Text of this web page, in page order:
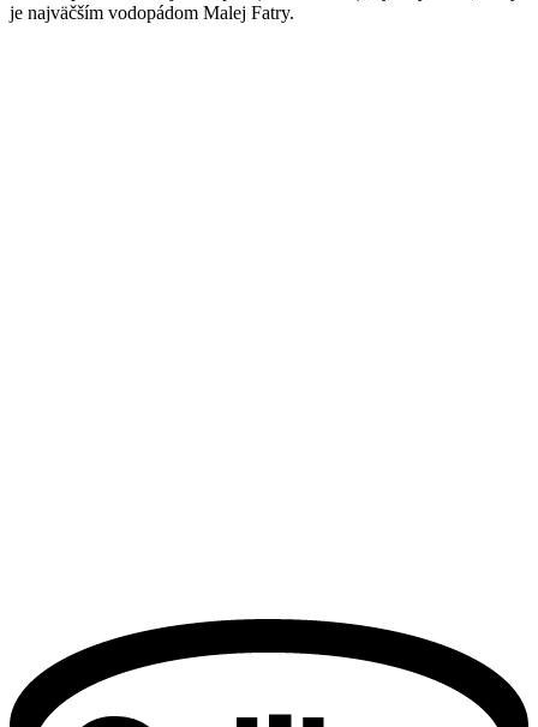
je najväčším vodopádom Malej Fatry.